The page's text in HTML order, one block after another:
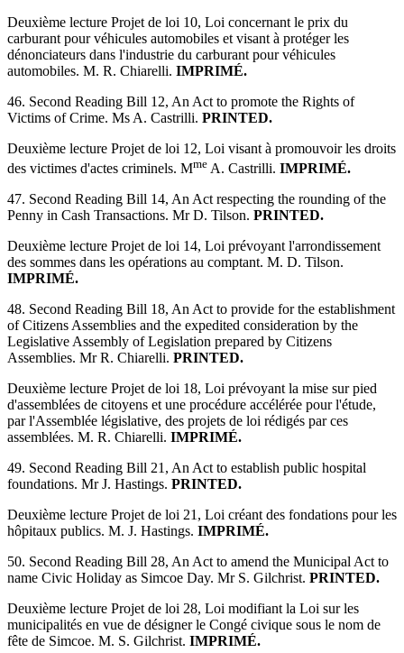
Deuxième lecture Projet de loi 10, Loi concernant le prix du
carburant pour véhicules automobiles et visant à protéger les
dénonciateurs dans l'industrie du carburant pour véhicules
automobiles. M. R. Chiarelli. IMPRIMÉ.
46. Second Reading Bill 12, An Act to promote the Rights of
Victims of Crime. Ms A. Castrilli. PRINTED.
Deuxième lecture Projet de loi 12, Loi visant à promouvoir les droits
des victimes d'actes criminels. Mme A. Castrilli. IMPRIMÉ.
47. Second Reading Bill 14, An Act respecting the rounding of the
Penny in Cash Transactions. Mr D. Tilson. PRINTED.
Deuxième lecture Projet de loi 14, Loi prévoyant l'arrondissement
des sommes dans les opérations au comptant. M. D. Tilson.
IMPRIMÉ.
48. Second Reading Bill 18, An Act to provide for the establishment
of Citizens Assemblies and the expedited consideration by the
Legislative Assembly of Legislation prepared by Citizens
Assemblies. Mr R. Chiarelli. PRINTED.
Deuxième lecture Projet de loi 18, Loi prévoyant la mise sur pied
d'assemblées de citoyens et une procédure accélérée pour l'étude,
par l'Assemblée législative, des projets de loi rédigés par ces
assemblées. M. R. Chiarelli. IMPRIMÉ.
49. Second Reading Bill 21, An Act to establish public hospital
foundations. Mr J. Hastings. PRINTED.
Deuxième lecture Projet de loi 21, Loi créant des fondations pour les
hôpitaux publics. M. J. Hastings. IMPRIMÉ.
50. Second Reading Bill 28, An Act to amend the Municipal Act to
name Civic Holiday as Simcoe Day. Mr S. Gilchrist. PRINTED.
Deuxième lecture Projet de loi 28, Loi modifiant la Loi sur les
municipalités en vue de désigner le Congé civique sous le nom de
fête de Simcoe. M. S. Gilchrist. IMPRIMÉ.